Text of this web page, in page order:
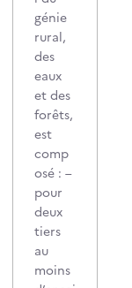
génie
rural,
des
eaux
et des
forêts,
est
comp
osé : –
pour
deux
tiers
au
moins